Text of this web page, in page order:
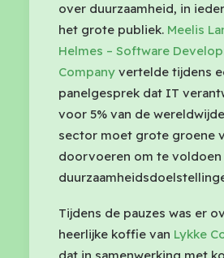
over duurzaamheid, in
het grote publiek. Meelis
Helmes – Software
Company vertelde tijdens
panelgesprek dat IT
voor 5% van de
sector moet grote groene
doorvoeren om te voldoen
Tijdens de pauzes was er
heerlijke koffie van Lykke